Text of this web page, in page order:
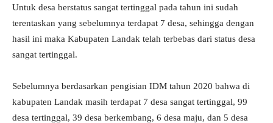
Untuk desa berstatus sangat tertinggal pada tahun ini sudah
terentaskan yang sebelumnya terdapat 7 desa, sehingga dengan
hasil ini maka Kabupaten Landak telah terbebas dari status desa
sangat tertinggal.
Sebelumnya berdasarkan pengisian IDM tahun 2020 bahwa di
kabupaten Landak masih terdapat 7 desa sangat tertinggal, 99
desa tertinggal, 39 desa berkembang, 6 desa maju, dan 5 desa